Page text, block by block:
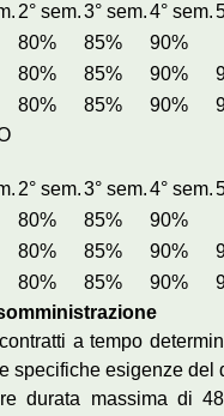
2° sem.3° sem.4° sem.
80% 85%
90%
80% 85% 90%
80% 85% 90%
2° sem.3° sem.4° sem.
80% 85%
90%
80% 85% 90%
80% 85% 90%
a tempo
specifiche esigenze del
durata massima di